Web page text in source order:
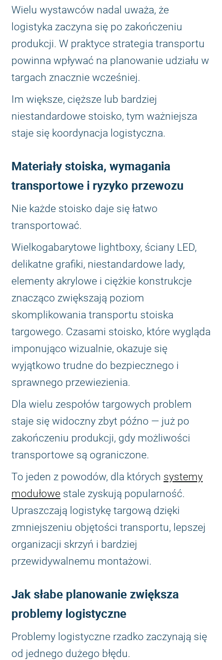
Wielu wystawców nadal uważa, że
logistyka zaczyna się po zakończeniu
produkcji. W praktyce strategia transportu
powinna wpływać na planowanie udziału w
targach znacznie wcześniej.
Im większe, cięższe lub bardziej
niestandardowe stoisko, tym ważniejsza
staje się koordynacja logistyczna.
Materiały stoiska, wymagania
transportowe i ryzyko przewozu
Nie każde stoisko daje się łatwo
transportować.
Wielkogabarytowe lightboxy, ściany LED,
delikatne grafiki, niestandardowe lady,
elementy akrylowe i ciężkie konstrukcje
znacząco zwiększają poziom
skomplikowania transportu stoiska
targowego. Czasami stoisko, które wygląda
imponująco wizualnie, okazuje się
wyjątkowo trudne do bezpiecznego i
sprawnego przewiezienia.
Dla wielu zespołów targowych problem
staje się widoczny zbyt późno — już po
zakończeniu produkcji, gdy możliwości
transportowe są ograniczone.
To jeden z powodów, dla których systemy
modułowe stale zyskują popularność.
Upraszczają logistykę targową dzięki
zmniejszeniu objętości transportu, lepszej
organizacji skrzyń i bardziej
przewidywalnemu montażowi.
Jak słabe planowanie zwiększa
problemy logistyczne
Problemy logistyczne rzadko zaczynają się
od jednego dużego błędu.